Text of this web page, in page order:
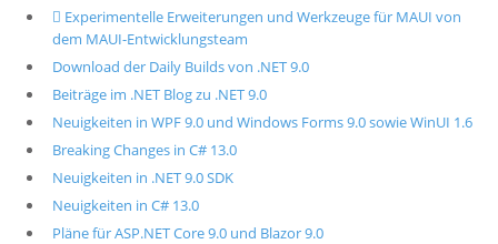
 Experimentelle Erweiterungen und Werkzeuge für MAUI von
dem MAUI-Entwicklungsteam
Download der Daily Builds von .NET 9.0
Beiträge im .NET Blog zu .NET 9.0
Neuigkeiten in WPF 9.0 und Windows Forms 9.0 sowie WinUI 1.6
Breaking Changes in C# 13.0
Neuigkeiten in .NET 9.0 SDK
Neuigkeiten in C# 13.0
Pläne für ASP.NET Core 9.0 und Blazor 9.0